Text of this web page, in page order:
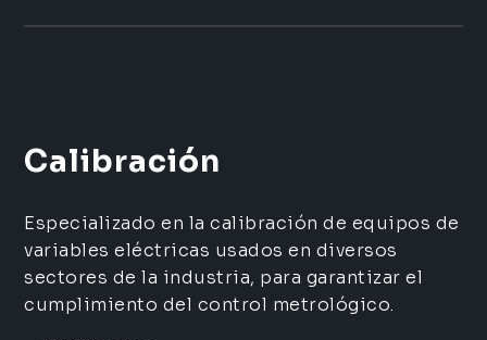
Calibración
Especializado en la calibración de equipos de
variables eléctricas usados en diversos
sectores de la industria, para garantizar el
cumplimiento del control metrológico.